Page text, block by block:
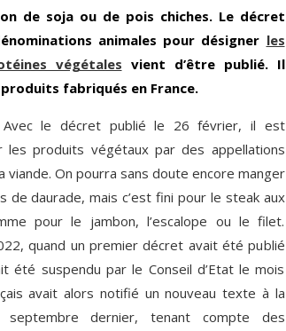
de soja ou de pois chiches. Le décret
animales pour désigner les
végétales vient d’être publié. Il
fabriqués en France.
Avec le décret publié le 26 février, il est
produits végétaux par des appellations
viande. On pourra sans doute encore manger
daurade, mais c’est fini pour le steak aux
pour le jambon, l’escalope ou le filet.
quand un premier décret avait été publié
été suspendu par le Conseil d’Etat le mois
avait alors notifié un nouveau texte à la
septembre dernier, tenant compte des